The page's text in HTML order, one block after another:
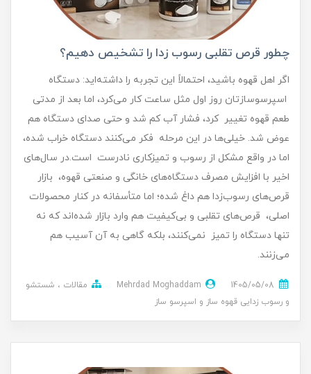
چطور قرص تقلبی رسوب زدا را تشخیص دهیم؟
اگر اهل قهوه باشید، احتمالاً این تجربه را داشته‌اید: دستگاه
اسپرسوسازتان روز اول مثل ساعت کار می‌کرد، اما بعد از مدتی
طعم قهوه تغییر کرد، فشار آب کم شد و حتی صدای دستگاه هم
عوض شد. خیلی‌ها در این مرحله فکر می‌کنند دستگاه خراب شده،
اما در واقع مشکل از رسوب و تمیزکاری نادرست است.در سال‌های
اخیر با افزایش مصرف دستگاه‌های خانگی و صنعتی قهوه، بازار
قرص‌های رسوب‌زدا هم داغ شده؛ اما متأسفانه در کنار محصولات
اصلی، قرص‌های تقلبی و بی‌کیفیت هم وارد بازار شده‌اند که نه
تنها دستگاه را تمیز نمی‌کنند، بلکه گاهی به آن آسیب هم
می‌زنند.
Mehrdad Moghaddam مقالات
شستشو
و رسوب زدایی قهوه ساز و اسپرسو ساز